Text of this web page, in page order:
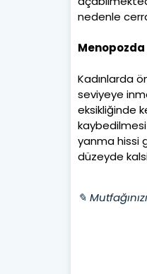
nedenle
Menopozda
Kadınlarda
seviyeye
eksikliğinde
yanma hissi
düzeyde
✎